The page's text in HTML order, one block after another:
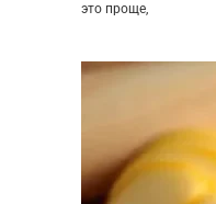
это проще,